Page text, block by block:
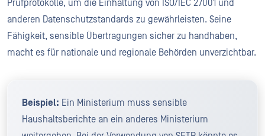
Prüfprotokolle, um die Einhaltung von ISO/IEC 27001 und
anderen Datenschutzstandards zu gewährleisten. Seine
Fähigkeit, sensible Übertragungen sicher zu handhaben,
macht es für nationale und regionale Behörden unverzichtbar.
Beispiel: Ein Ministerium muss sensible
Haushaltsberichte an ein anderes Ministerium